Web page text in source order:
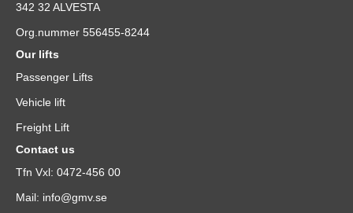
342 32 ALVESTA
Org.nummer 556455-8244
Our lifts
Passenger Lifts
Vehicle lift
Freight Lift
Contact us
Tfn Vxl: 0472-456 00
Mail: info@gmv.se